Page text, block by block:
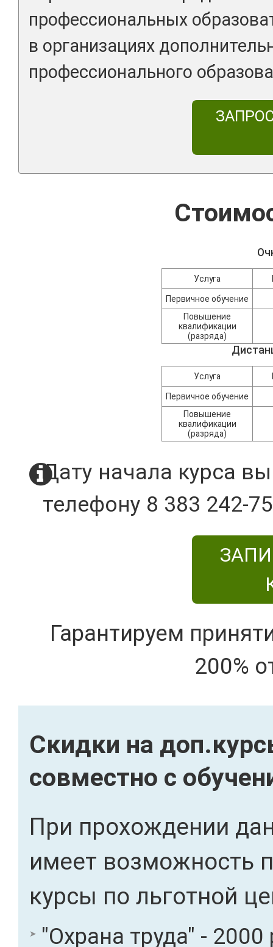
профессиональных
в организациях
профессионального
Услуга
Первичное обучение
Повышение
квалификации
(разряда)
Услуга
Первичное обучение
Повышение
квалификации
(разряда)
Дату начала курса
телефону 8 383 242-
Гарантируем
200%
Скидки на
совместно с
При прохождении
имеет возможность
курсы по льготной
"Охрана труда" - 2000